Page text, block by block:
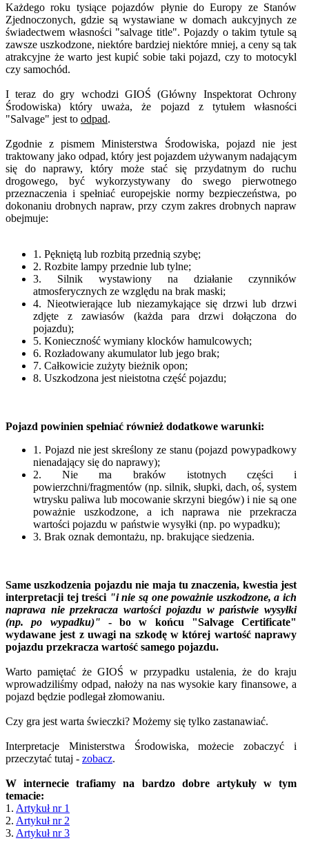
Każdego roku tysiące pojazdów płynie do Europy ze Stanów
Zjednoczonych, gdzie są wystawiane w domach aukcyjnych ze
świadectwem własności "salvage title". Pojazdy o takim tytule są
zawsze uszkodzone, niektóre bardziej niektóre mniej, a ceny są tak
atrakcyjne że warto jest kupić sobie taki pojazd, czy to motocykl
czy samochód.
I teraz do gry wchodzi GIOŚ (Główny Inspektorat Ochrony
Środowiska) który uważa, że pojazd z tytułem własności
"Salvage" jest to odpad.
Zgodnie z pismem Ministerstwa Środowiska, pojazd nie jest
traktowany jako odpad, który jest pojazdem używanym nadającym
się do naprawy, który może stać się przydatnym do ruchu
drogowego, być wykorzystywany do swego pierwotnego
przeznaczenia i spełniać europejskie normy bezpieczeństwa, po
dokonaniu drobnych napraw, przy czym zakres drobnych napraw
obejmuje:
1. Pękniętą lub rozbitą przednią szybę;
2. Rozbite lampy przednie lub tylne;
3. Silnik wystawiony na działanie czynników
atmosferycznych ze względu na brak maski;
4. Nieotwierające lub niezamykające się drzwi lub drzwi
zdjęte z zawiasów (każda para drzwi dołączona do
pojazdu);
5. Konieczność wymiany klocków hamulcowych;
6. Rozładowany akumulator lub jego brak;
7. Całkowicie zużyty bieżnik opon;
8. Uszkodzona jest nieistotna część pojazdu;
Pojazd powinien spełniać również dodatkowe warunki:
1. Pojazd nie jest skreślony ze stanu (pojazd powypadkowy
nienadający się do naprawy);
2. Nie ma braków istotnych części i
powierzchni/fragmentów (np. silnik, słupki, dach, oś, system
wtrysku paliwa lub mocowanie skrzyni biegów) i nie są one
poważnie uszkodzone, a ich naprawa nie przekracza
wartości pojazdu w państwie wysyłki (np. po wypadku);
3. Brak oznak demontażu, np. brakujące siedzenia.
Same uszkodzenia pojazdu nie maja tu znaczenia, kwestia jest
interpretacji tej treści "i nie są one poważnie uszkodzone, a ich
naprawa nie przekracza wartości pojazdu w państwie wysyłki
(np. po wypadku)" - bo w końcu "Salvage Certificate"
wydawane jest z uwagi na szkodę w której wartość naprawy
pojazdu przekracza wartość samego pojazdu.
Warto pamiętać że GIOŚ w przypadku ustalenia, że do kraju
wprowadziliśmy odpad, nałoży na nas wysokie kary finansowe, a
pojazd będzie podlegał złomowaniu.
Czy gra jest warta świeczki? Możemy się tylko zastanawiać.
Interpretacje Ministerstwa Środowiska, możecie zobaczyć i
przeczytać tutaj - zobacz.
W internecie trafiamy na bardzo dobre artykuły w tym
temacie:
1. Artykuł nr 1
2. Artykuł nr 2
3. Artykuł nr 3